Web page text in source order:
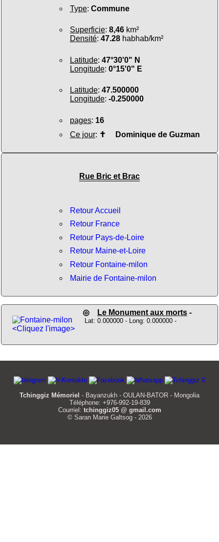
Type: Commune
Superficie: 8,46km²
Densité: 47.28habhab/km²
Latitude: 47°30'0" N
Longitude: 0°15'0" E
Latitude: 47.500000
Longitude: -0.250000
pages: 16
Ce jour: ✝ Dominique de Guzman
Rue Bric et Brac
Retour Accueil
Retour France
Retour Pays-de-Loire
Retour Maine-et-Loire
Retour Fontaine-milon
Mairie de Fontaine-milon
<Cliquez l'image>
◎ Le Monument aux morts-
Lat: 0.000000 - Long: 0.000000 -
Tchinggiz Mémoriel - Bayanzukh - OULAN-BATOR - Mongolia
Téléphone: +976-992-19-839
Courriel: tchinggiz05 @ gmail.com
© Saran Marie Galtsog - 2026